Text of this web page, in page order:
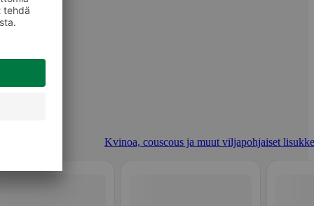
Kvinoa, couscous ja muut viljapohjaiset